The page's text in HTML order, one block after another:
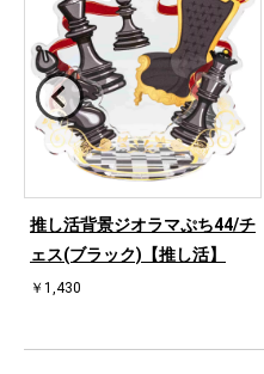
推し活背景ジオラマぷち44/チ
ェス(ブラック)【推し活】
￥1,430